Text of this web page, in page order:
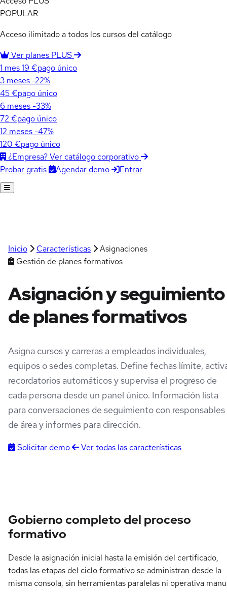
POPULAR
Acceso ilimitado a todos los cursos del catálogo
Ver planes PLUS
1 mes19 €pago único
3 meses -22%
45 €pago único
6 meses -33%
72 €pago único
12 meses -47%
120 €pago único
¿Empresa? Ver catálogo corporativo
Probar gratis
Agendar demo Entrar
Inicio Características
Asignaciones
Gestión de planes formativos
Asignación y seguimiento
deplanes formativos
Asigna cursos y carreras a empleados individuales,
equipos o sedes completas. Define fechas límite,
recordatorios automáticos y supervisa el progreso de
cada persona desde un panel único. Información lista
para conversaciones de seguimiento con responsables
de área y informes para dirección.
Solicitar demo Ver todas las características
Gobierno completo del proceso
formativo
Desde la asignación inicial hasta la emisión del certificado,
todas las etapas del ciclo formativo se administran desde la
misma consola, sin herramientas paralelas ni operativa